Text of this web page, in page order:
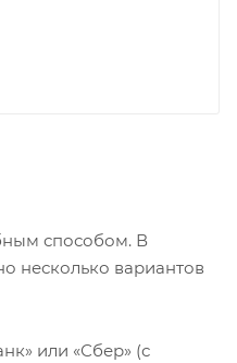
способом. В
несколько вариантов
или «Сбер» (с